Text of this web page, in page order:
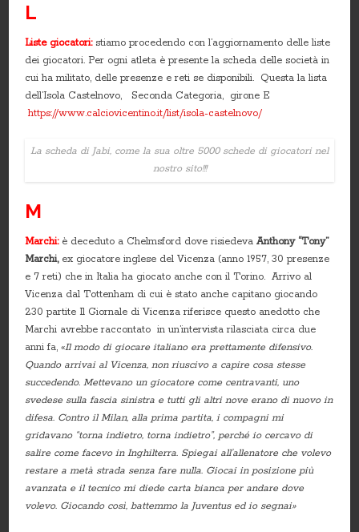
L
Liste giocatori: stiamo procedendo con l’aggiornamento delle liste
dei giocatori. Per ogni atleta è presente la scheda delle società in
cui ha militato, delle presenze e reti se disponibili. Questa la lista
dell’Isola Castelnovo, Seconda Categoria, girone E
https://www.calciovicentino.it/list/isola-castelnovo/
La scheda di Jabi, come la sua oltre 5000 schede di giocatori nel
nostro sito!!!
M
Marchi:è deceduto a Chelmsford dove risiedevaAnthony “Tony”
Marchi,ex giocatore inglese del Vicenza (anno 1957, 30 presenze
e 7 reti) che in Italia ha giocato anche con il Torino. Arrivo al
Vicenza dal Tottenham di cui è stato anche capitano giocando
230 partite Il Giornale di Vicenza riferisce questo anedotto che
Marchi avrebbe raccontato in un’intervista rilasciata circa due
anni fa, «Il modo di giocare italiano era prettamente difensivo.
Quando arrivai al Vicenza, non riuscivo a capire cosa stesse
succedendo. Mettevano un giocatore come centravanti, uno
svedese sulla fascia sinistra e tutti gli altri nove erano di nuovo in
difesa. Contro il Milan, alla prima partita, i compagni mi
gridavano “torna indietro, torna indietro”, perché io cercavo di
salire come facevo in Inghilterra. Spiegai all’allenatore che volevo
restare a metà strada senza fare nulla. Giocai in posizione più
avanzata e il tecnico mi diede carta bianca per andare dove
volevo. Giocando così, battemmo la Juventus ed io segnai»